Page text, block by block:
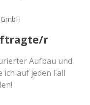
r
Aufbau und
auf jeden Fall